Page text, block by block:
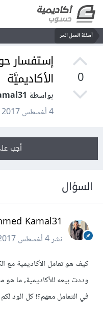
أسئلة العمل الحر
0
إستفسار
الأكاديميَّة
بواسطة Ahmed Kamal31
4 أغسطس 2017
أجب
السؤال
Kamal31
نشر4 أغسطس 2017
كيف هو تعامل الأكاديمية مع
وددت بيعه للأكاديمية, ما هو
في التعامل معهم؟! كل الود لكم